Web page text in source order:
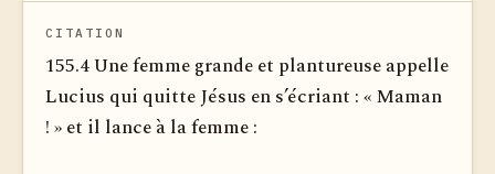
CITATION
155.4 Une femme grande et plantureuse appelle
Lucius qui quitte Jésus en s’écriant : « Maman
! » et il lance à la femme :